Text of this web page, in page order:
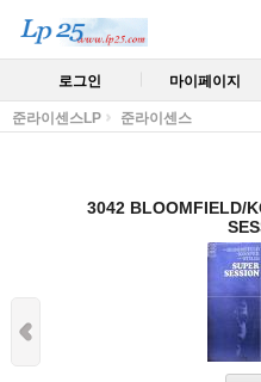
로그인 마이페이지
준라이센스LP 준라이센스
3042 BLOOMFIELD/